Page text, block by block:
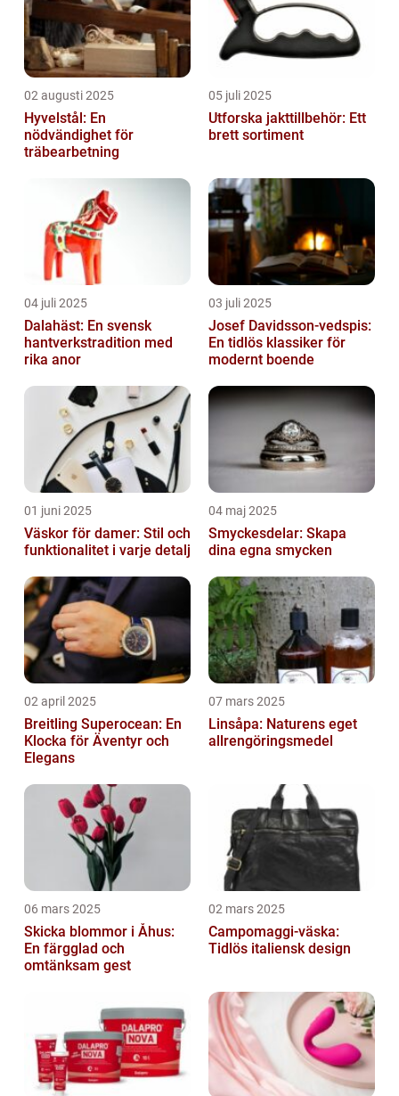
02 augusti 2025
Hyvelstål: En
nödvändighet för
träbearbetning
05 juli 2025
Utforska jakttillbehör: Ett
brett sortiment
04 juli 2025
Dalahäst: En svensk
hantverkstradition med
rika anor
03 juli 2025
Josef Davidsson-vedspis:
En tidlös klassiker för
modernt boende
01 juni 2025
Väskor för damer: Stil och
funktionalitet i varje detalj
04 maj 2025
Smyckesdelar: Skapa
dina egna smycken
02 april 2025
Breitling Superocean: En
Klocka för Äventyr och
Elegans
07 mars 2025
Linsåpa: Naturens eget
allrengöringsmedel
06 mars 2025
Skicka blommor i Åhus:
En färgglad och
omtänksam gest
02 mars 2025
Campomaggi-väska:
Tidlös italiensk design